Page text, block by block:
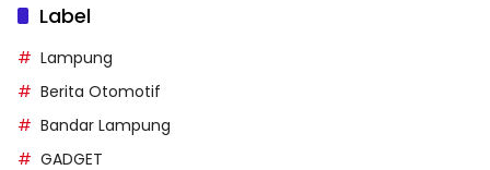
Label
Lampung
Berita Otomotif
Bandar Lampung
GADGET